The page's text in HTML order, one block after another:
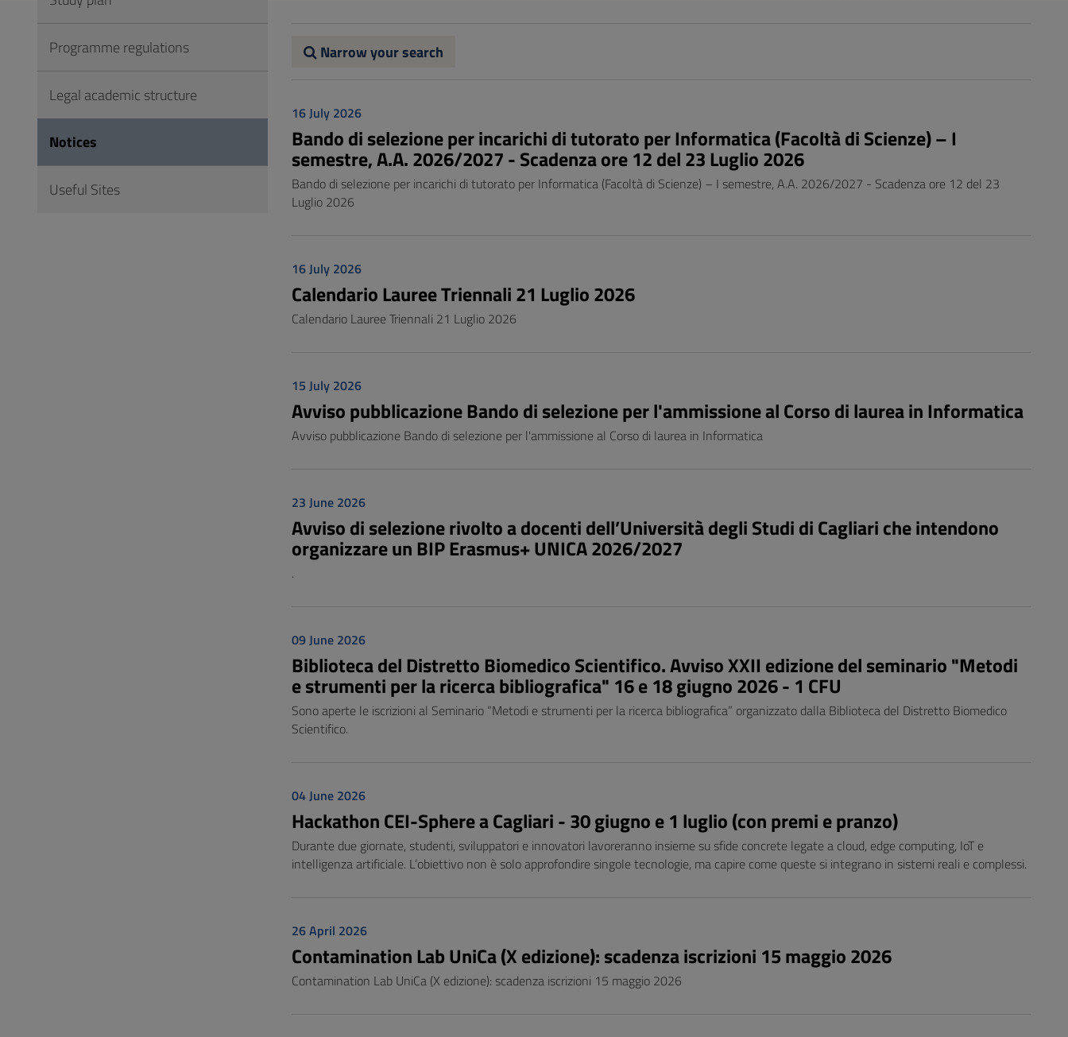
Footer
Narrow your search
16 July 2026
Bando di selezione per incarichi di tutorato per Informatica (Facoltà di Scienze) – I
semestre, A.A. 2026/2027 - Scadenza ore 12 del 23 Luglio 2026
Bando di selezione per incarichi di tutorato per Informatica (Facoltà di Scienze) – I semestre, A.A. 2026/2027 - Scadenza ore 12 del 23
Luglio 2026
16 July 2026
Calendario Lauree Triennali 21 Luglio 2026
Calendario Lauree Triennali 21 Luglio 2026
15 July 2026
Avviso pubblicazione Bando di selezione per l'ammissione al Corso di laurea in Informatica
Avviso pubblicazione Bando di selezione per l'ammissione al Corso di laurea in Informatica
23 June 2026
Avviso di selezione rivolto a docenti dell’Università degli Studi di Cagliari che intendono
organizzare un BIP Erasmus+ UNICA 2026/2027
.
09 June 2026
Biblioteca del Distretto Biomedico Scientifico. Avviso XXII edizione del seminario "Metodi
e strumenti per la ricerca bibliografica" 16 e 18 giugno 2026 - 1 CFU
Sono aperte le iscrizioni al Seminario “Metodi e strumenti per la ricerca bibliografica” organizzato dalla Biblioteca del Distretto Biomedico
Scientifico.
04 June 2026
Hackathon CEI-Sphere a Cagliari - 30 giugno e 1 luglio (con premi e pranzo)
Durante due giornate, studenti, sviluppatori e innovatori lavoreranno insieme su sfide concrete legate a cloud, edge computing, IoT e
intelligenza artificiale. L’obiettivo non è solo approfondire singole tecnologie, ma capire come queste si integrano in sistemi reali e complessi.
26 April 2026
Contamination Lab UniCa (X edizione): scadenza iscrizioni 15 maggio 2026
Contamination Lab UniCa (X edizione): scadenza iscrizioni 15 maggio 2026
Programme regulations
Legal academic structure
Notices
Useful Sites